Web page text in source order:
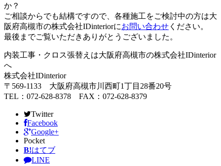
か？
ご相談からでも結構ですので、各種施工をご検討中の方は大
阪府高槻市の株式会社IDinteriorにお問い合わせ ください。
最後までご覧いただきありがとうございました。
内装工事・クロス張替えは大阪府高槻市の株式会社IDinterior
へ
株式会社IDinterior
〒569-1133 大阪府高槻市川西町1丁目28番20号
TEL：072-628-8378 FAX：072-628-8379
Twitter
Facebook
Google+
Pocket
B!はてブ
LINE